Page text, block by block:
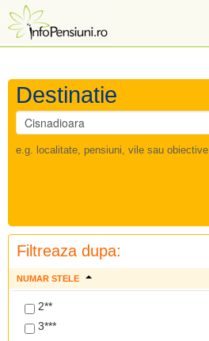
Destinatie
e.g. localitate, pensiuni, vile sau obiective
Filtreaza dupa:
NUMAR STELE
2**
3***